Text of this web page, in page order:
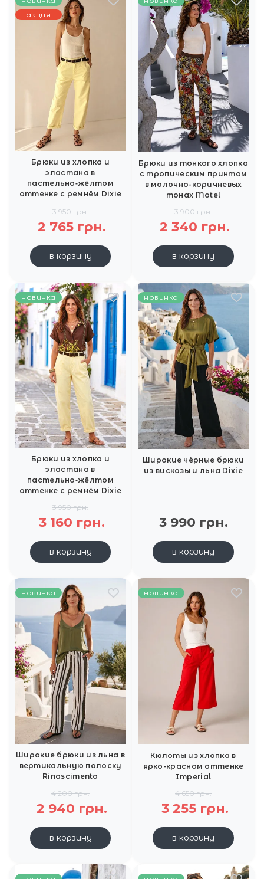
акция
Брюки из хлопка и
эластана в
пастельно‑жёлтом
оттенке с ремнём Dixie
3 950 грн.
2 765 грн.
в корзину
Брюки из тонкого хлопка
с тропическим принтом
в молочно-коричневых
тонах Motel
3 900 грн.
2 340 грн.
в корзину
новинка
Брюки из хлопка и
эластана в
пастельно‑жёлтом
оттенке с ремнём Dixie
3 950 грн.
3 160 грн.
в корзину
новинка
Широкие чёрные брюки
из вискозы и льна Dixie
3 990 грн.
в корзину
новинка
Широкие брюки из льна в
вертикальную полоску
Rinascimento
4 200 грн.
2 940 грн.
в корзину
новинка
Кюлоты из хлопка в
ярко-красном оттенке
Imperial
4 650 грн.
3 255 грн.
в корзину